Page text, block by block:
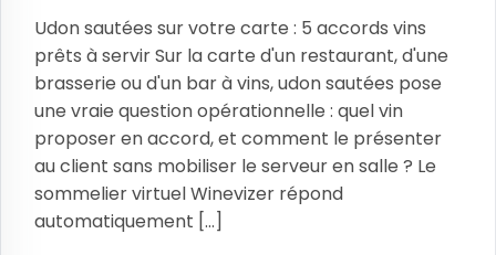
Udon sautées sur votre carte : 5 accords vins
prêts à servir Sur la carte d'un restaurant, d'une
brasserie ou d'un bar à vins, udon sautées pose
une vraie question opérationnelle : quel vin
proposer en accord, et comment le présenter
au client sans mobiliser le serveur en salle ? Le
sommelier virtuel Winevizer répond
automatiquement [...]